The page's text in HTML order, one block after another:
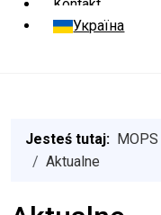
Kontakt
Україна
Jesteś tutaj:
Aktualne